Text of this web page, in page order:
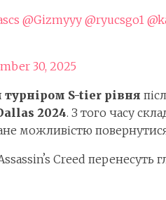
@Gizmyyy @ryucsgo1
30, 2025
S-tier рівня
2024. З того часу
можливістю
Creed